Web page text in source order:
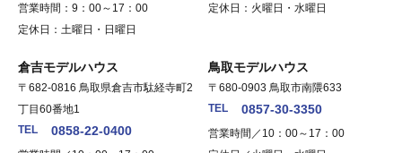
営業時間：9：00～17：00
定休日：土曜日・日曜日
定休日：火曜日・水曜日
倉吉モデルハウス
〒682-0816 鳥取県倉吉市駄経寺町2
丁目60番地1
TEL
0858-22-0400
鳥取モデルハウス
〒680-0903 鳥取市南隈633
TEL
0857-30-3350
営業時間／10：00～17：00